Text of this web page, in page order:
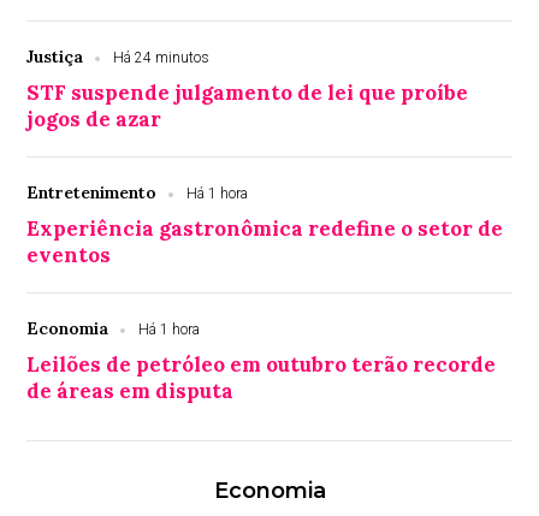
Justiça Há 24 minutos
STF suspende julgamento de lei que proíbe
jogos de azar
Entretenimento Há 1 hora
Experiência gastronômica redefine o setor de
eventos
Economia Há 1 hora
Leilões de petróleo em outubro terão recorde
de áreas em disputa
Economia